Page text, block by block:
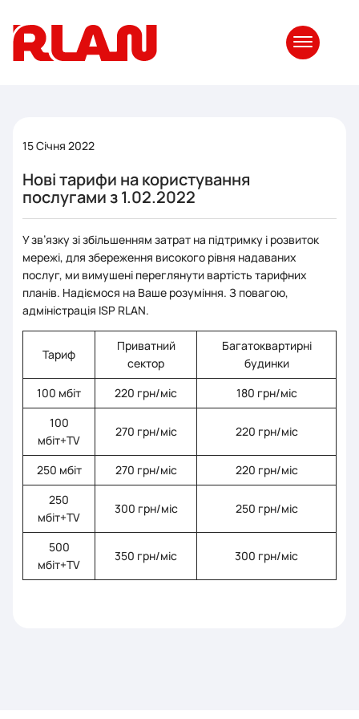
15 Січня 2022
Нові тарифи на користування
послугами з 1.02.2022
У зв’язку зі збільшенням затрат на підтримку і розвиток
мережі, для збереження високого рівня надаваних
послуг, ми вимушені переглянути вартість тарифних
планів. Надіємося на Ваше розуміння. З повагою,
адміністрація ISP RLAN.
Тариф
Приватний
сектор
Багатоквартирні
будинки
100 мбіт
220 грн/міс
180 грн/міс
100
мбіт+TV
270 грн/міс 220 грн/міс
250 мбіт 270 грн/міс
220 грн/міс
250
мбіт+TV
300 грн/міс 250 грн/міс
500
мбіт+TV
350 грн/міс 300 грн/міс